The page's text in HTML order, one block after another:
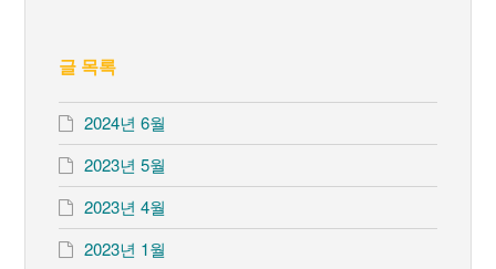
글 목록
2024년 6월
2023년 5월
2023년 4월
2023년 1월